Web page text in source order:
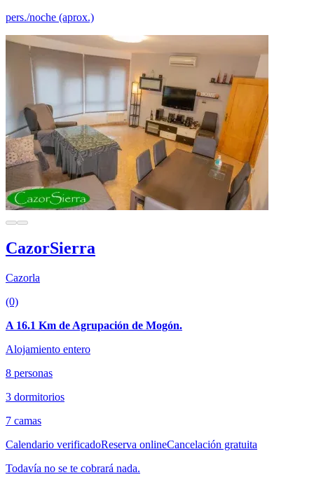
pers./noche (aprox.)
CazorSierra
Cazorla
(0)
A 16.1 Km de Agrupación de Mogón.
Alojamiento entero
8 personas
3 dormitorios
7 camas
Calendario verificadoReserva onlineCancelación gratuita
Todavía no se te cobrará nada.